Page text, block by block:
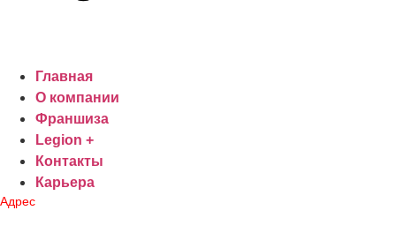
Главная
О компании
Франшиза
Legion +
Контакты
Карьера
Адрес